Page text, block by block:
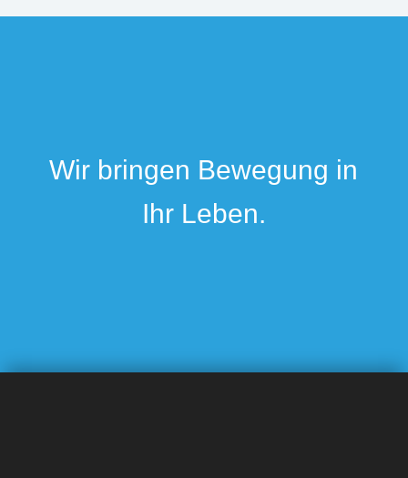
Wir bringen Bewegung in
Ihr Leben.